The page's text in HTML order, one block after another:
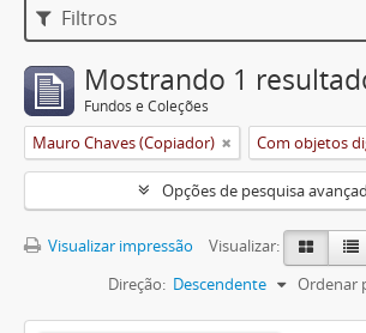
Filtros
Mostrando 1
Fundos e Coleções
Mauro Chaves (Copiador) Com objetos
Opções de pesquisa
Visualizar impressão
Visualizar:
Ordenar
Direção: Descendente